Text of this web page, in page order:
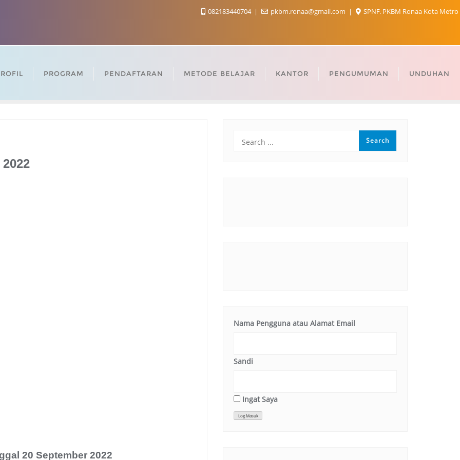
082183440704 pkbm.ronaa@gmail.com SPNF. PKBM Ronaa Kota Metro
PROGRAM PENDAFTARAN METODE BELAJAR KANTOR PENGUMUMAN UNDUHAN
20 September 2022
Nama Pengguna atau Alamat Email
Sandi
Ingat Saya